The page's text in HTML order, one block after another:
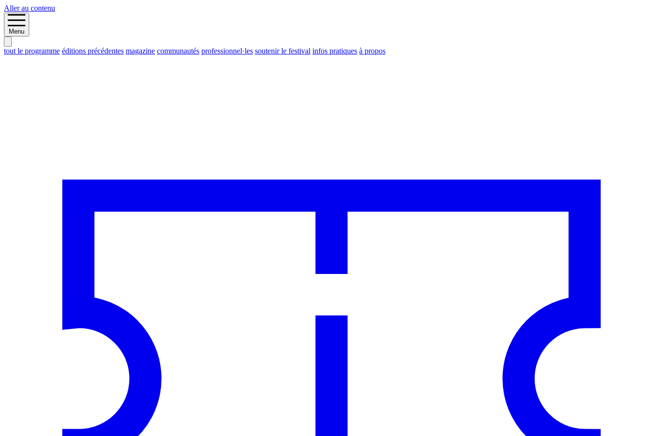
Aller au contenu
Menu
tout le programme éditions précédentes magazine communautés professionnel·les soutenir le festival infos pratiques à propos